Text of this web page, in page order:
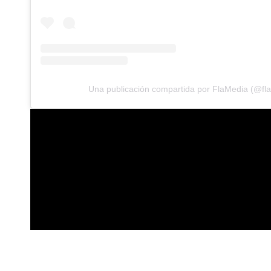
Una publicación compartida por FlaMedia